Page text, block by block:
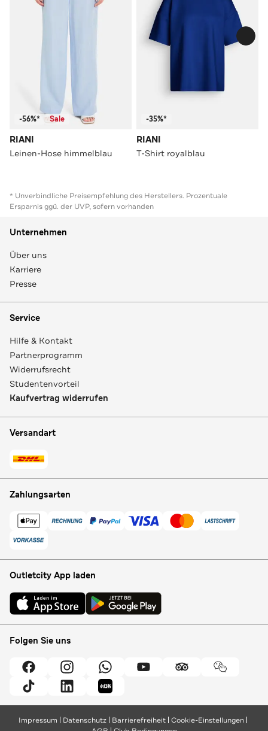
-56%* Sale
RIANI
Leinen-Hose himmelblau
-35%*
RIANI
T-Shirt royalblau
* Unverbindliche Preisempfehlung des Herstellers. Prozentuale
Ersparnis ggü. der UVP, sofern vorhanden
Unternehmen
Über uns
Karriere
Presse
Service
Hilfe & Kontakt
Partnerprogramm
Widerrufsrecht
Studentenvorteil
Kaufvertrag widerrufen
Versandart
Zahlungsarten
Outletcity App laden
Folgen Sie uns
Impressum Datenschutz Barrierefreiheit Cookie-Einstellungen